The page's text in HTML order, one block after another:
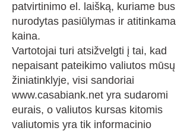
patvirtinimo el. laišką, kuriame bus
nurodytas pasiūlymas ir atitinkama
kaina.
Vartotojai turi atsižvelgti į tai, kad
nepaisant pateikimo valiutos mūsų
žiniatinklyje, visi sandoriai
www.casabiank.net yra sudaromi
eurais, o valiutos kursas kitomis
valiutomis yra tik informacinio